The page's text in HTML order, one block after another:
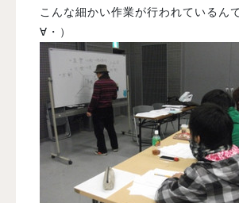
こんな細かい作業が行われているん
∀・）